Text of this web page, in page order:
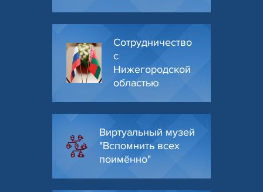
Сотрудничество
с
Нижегородской
областью
Виртуальный музей
"Вспомнить всех
поимённо"